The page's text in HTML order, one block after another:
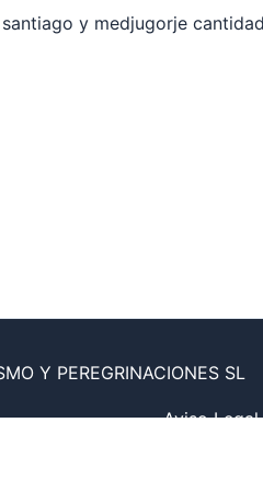
y medjugorje cantidad
Y PEREGRINACIONES SL
Aviso Legal